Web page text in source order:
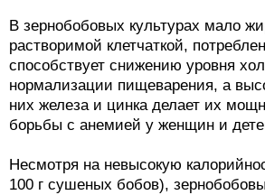
В зернобобовых культурах мало
растворимой клетчаткой,
способствует снижению уровня
нормализации пищеварения, а
них железа и цинка делает их
борьбы с анемией у женщин и
Несмотря на невысокую
100 г сушеных бобов),